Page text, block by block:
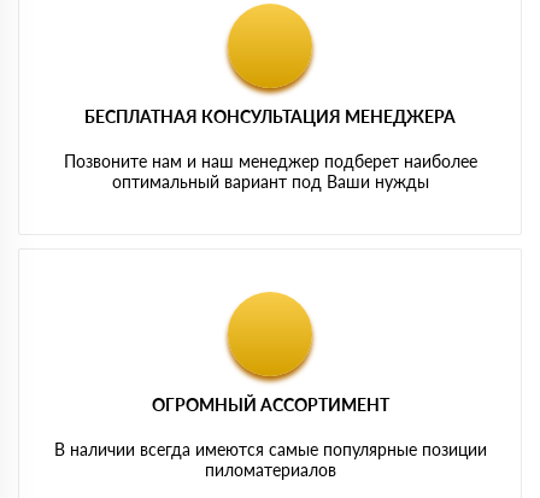
БЕСПЛАТНАЯ КОНСУЛЬТАЦИЯ МЕНЕДЖЕРА
Позвоните нам и наш менеджер подберет наиболее
оптимальный вариант под Ваши нужды
ОГРОМНЫЙ АССОРТИМЕНТ
В наличии всегда имеются самые популярные позиции
пиломатериалов